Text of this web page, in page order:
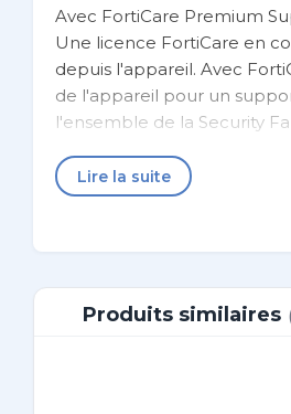
Avec FortiCare Premium
Une licence FortiCare en
depuis l'appareil. Avec
de l'appareil pour un
l'ensemble de la Security
performances en fonction
Lire la suite
Produits similaires